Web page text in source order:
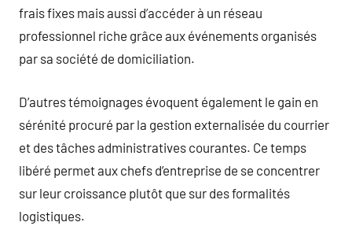
frais fixes mais aussi d’accéder à un réseau
professionnel riche grâce aux événements organisés
par sa société de domiciliation.
D’autres témoignages évoquent également le gain en
sérénité procuré par la gestion externalisée du courrier
et des tâches administratives courantes. Ce temps
libéré permet aux chefs d’entreprise de se concentrer
sur leur croissance plutôt que sur des formalités
logistiques.